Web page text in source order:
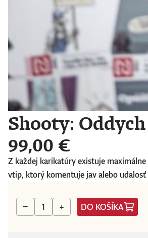
Shooty: Oddych
99,00 €
Z každej karikatúry existuje
vtip, ktorý komentuje jav alebo udalosť
− + DO KOŠÍKA